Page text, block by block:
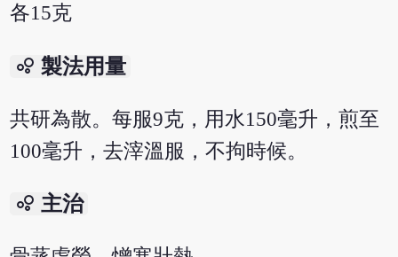
各15克
bubble_chart 製法用量
共研為散。每服9克，用水150毫升，煎至
100毫升，去滓溫服，不拘時候。
bubble_chart 主治